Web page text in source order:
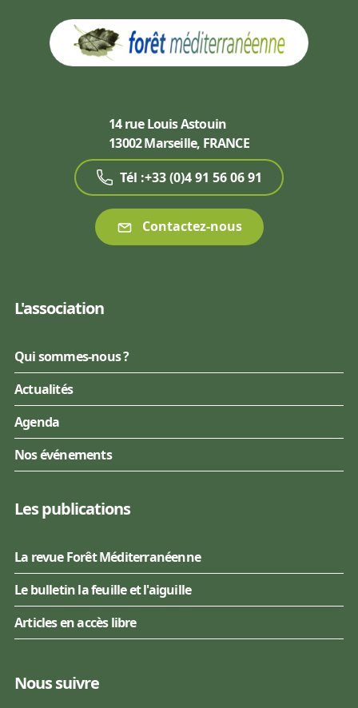
14 rue Louis Astouin
13002 Marseille, FRANCE
Tél :+33 (0)4 91 56 06 91
Contactez-nous
L'association
Qui sommes-nous ?
Actualités
Agenda
Nos événements
Les publications
La revue Forêt Méditerranéenne
Le bulletin la feuille et l'aiguille
Articles en accès libre
Nous suivre